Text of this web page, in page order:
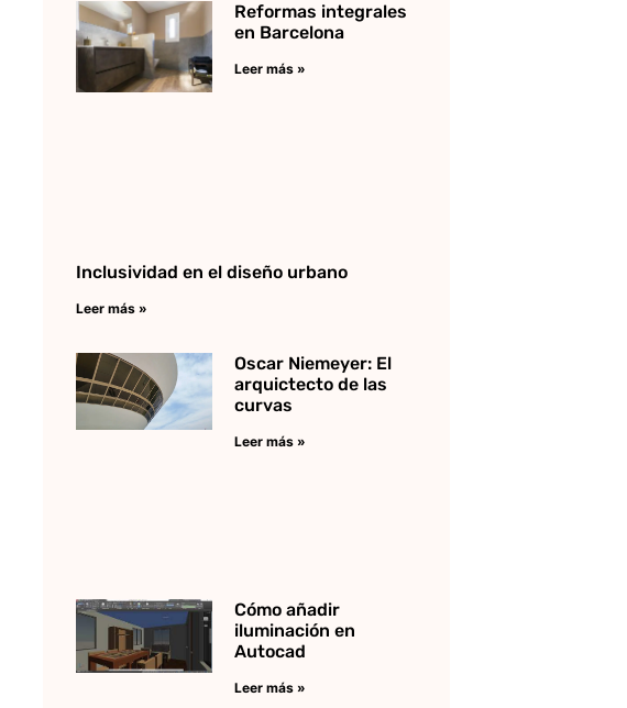
Reformas integrales
en Barcelona
Leer más »
Inclusividad en el diseño urbano
Leer más »
Oscar Niemeyer: El
arquictecto de las
curvas
Leer más »
Cómo añadir
iluminación en
Autocad
Leer más »